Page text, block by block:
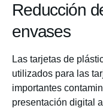
Reducción
envases
Las tarjetas de
utilizados para las
importantes
presentación digital